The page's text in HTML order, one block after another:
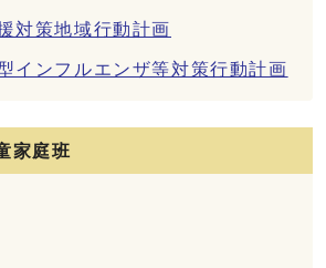
対策地域行動計画
インフルエンザ等対策行動計画
家庭班